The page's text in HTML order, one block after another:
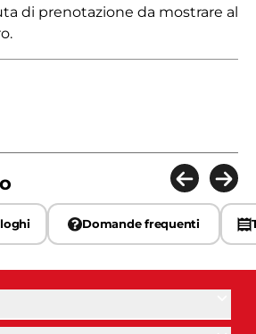
di prenotazione da mostrare al
Domande frequenti